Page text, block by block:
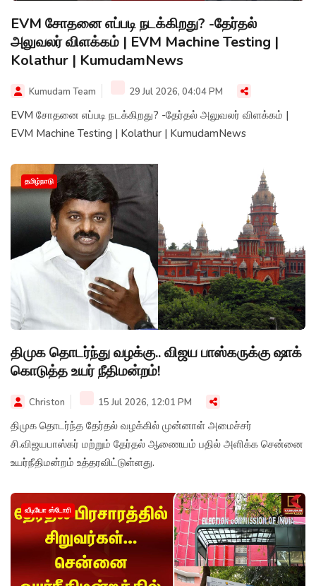
EVM சோதனை எப்படி நடக்கிறது? -தேர்தல்
அலுவலர் விளக்கம் | EVM Machine Testing |
Kolathur | KumudamNews
Kumudam Team 29 Jul 2026, 04:04 PM
EVM சோதனை எப்படி நடக்கிறது? -தேர்தல் அலுவலர் விளக்கம் |
EVM Machine Testing | Kolathur | KumudamNews
தமிழ்நாடு
திமுக தொடர்ந்து வழக்கு.. விஜய பாஸ்கருக்கு ஷாக்
கொடுத்த உயர் நீதிமன்றம்!
Christon 15 Jul 2026, 12:01 PM
திமுக தொடர்ந்த தேர்தல் வழக்கில் முன்னாள் அமைச்சர்
சி.விஜயபாஸ்கர் மற்றும் தேர்தல் ஆணையம் பதில் அளிக்க சென்னை
உயர்நீதிமன்றம் உத்தரவிட்டுள்ளது.
வீடியோ ஸ்டோரி